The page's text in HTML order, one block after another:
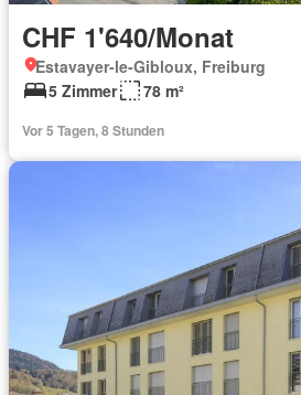
CHF 1'640/Monat
Estavayer-le-Gibloux, Freiburg
5 Zimmer
78 m²
Vor 5 Tagen, 8 Stunden